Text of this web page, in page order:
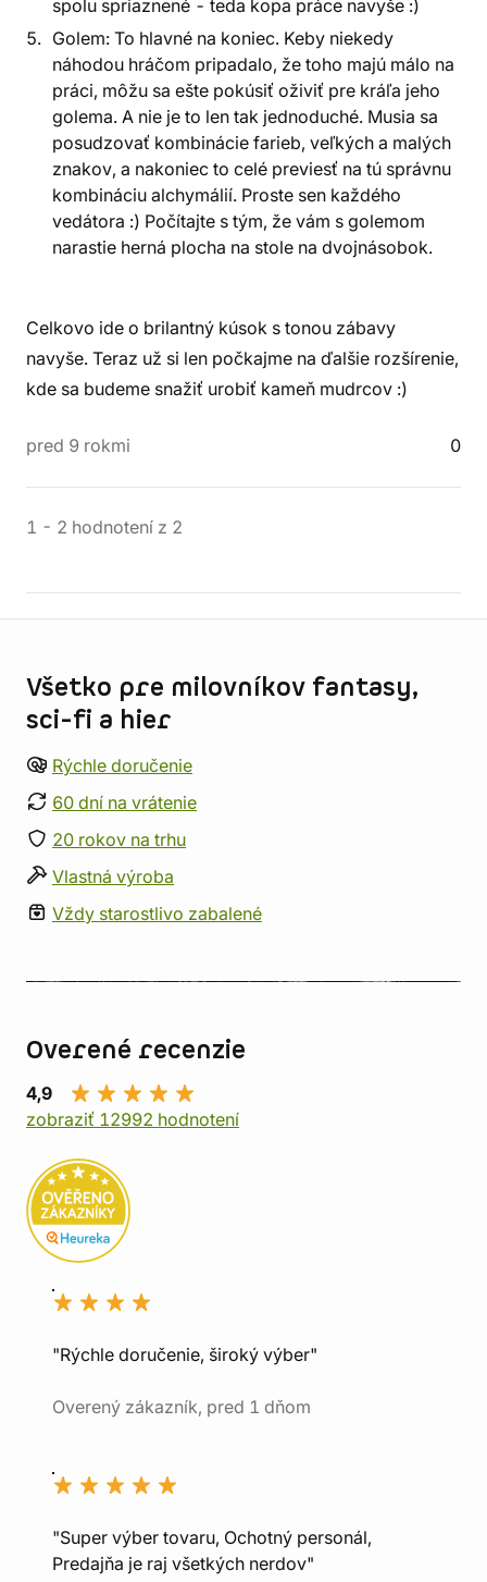
spolu spriaznené - teda kopa práce navyše :)
Golem: To hlavné na koniec. Keby niekedy
náhodou hráčom pripadalo, že toho majú málo na
práci, môžu sa ešte pokúsiť oživiť pre kráľa jeho
golema. A nie je to len tak jednoduché. Musia sa
posudzovať kombinácie farieb, veľkých a malých
znakov, a nakoniec to celé previesť na tú správnu
kombináciu alchymálií. Proste sen každého
vedátora :) Počítajte s tým, že vám s golemom
narastie herná plocha na stole na dvojnásobok.
Celkovo ide o brilantný kúsok s tonou zábavy
navyše. Teraz už si len počkajme na ďalšie rozšírenie,
kde sa budeme snažiť urobiť kameň mudrcov :)
pred 9 rokmi 0
1 - 2 hodnotení z 2
Všetko pre milovníkov fantasy,
sci-fi a hier
Rýchle doručenie
60 dní na vrátenie
20 rokov na trhu
Vlastná výroba
Vždy starostlivo zabalené
Overené recenzie
4,9
zobraziť 12992 hodnotení
"Rýchle doručenie, široký výber"
Overený zákazník, pred 1 dňom
"Super výber tovaru, Ochotný personál,
Predajňa je raj všetkých nerdov"